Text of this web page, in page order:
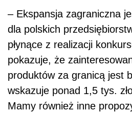
– Ekspansja zagraniczna
dla polskich
płynące z realizacji
pokazuje, że
produktów za granicą jest
wskazuje ponad 1,5 tys.
Mamy również inne